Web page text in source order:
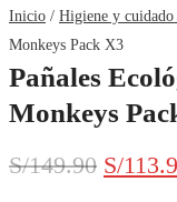
Inicio / Higiene y cuidado
Monkeys Pack X3
Pañales
Monkeys
S/149.90 El
S/